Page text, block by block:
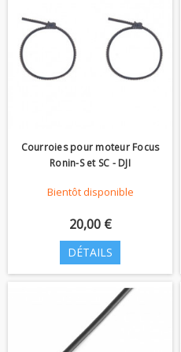
Courroies pour moteur Focus
Ronin-S et SC - DJI
Bientôt disponible
20,00 €
DÉTAILS